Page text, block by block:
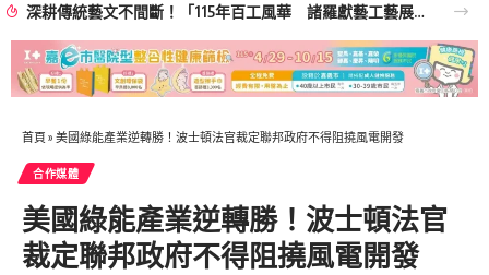
深耕傳統藝文不間斷！「115年百工風華 諸羅獻藝工藝展」跨域移師彰化溪湖展出
首頁 » 美國綠能產業逆轉勝！波士頓法官裁定聯邦政府不得阻撓風電開發
合作媒體
美國綠能產業逆轉勝！波士頓法官
裁定聯邦政府不得阻撓風電開發